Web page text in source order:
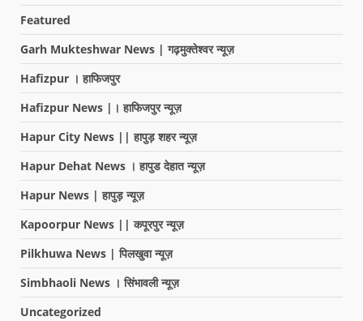
Featured
Garh Mukteshwar News | गढ़मुक्तेश्वर न्यूज़
Hafizpur । हाफिजपुर
Hafizpur News |। हाफिजपुर न्यूज़
Hapur City News || हापुड़ शहर न्यूज़
Hapur Dehat News । हापुड देहात न्यूज़
Hapur News | हापुड़ न्यूज़
Kapoorpur News || कपूरपुर न्यूज़
Pilkhuwa News | पिलखुवा न्यूज़
Simbhaoli News । सिंभावली न्यूज़
Uncategorized